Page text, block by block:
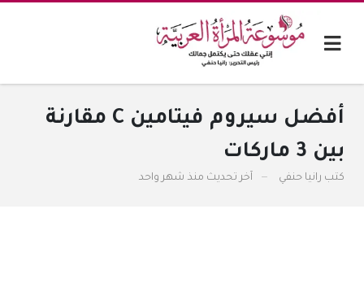
أفضل سيروم فيتامين C مقارنة
بين 3 ماركات
كتب رانيا حنفي آخر تحديث منذ شهر واحد